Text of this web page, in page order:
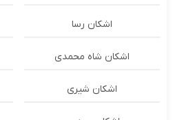
اشکان رسا
اشکان شاه محمدی
اشکان شیری